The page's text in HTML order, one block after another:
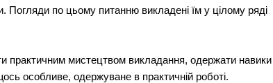
Погляди по цьому питанню викладені їм у цілому ряді
практичним мистецтвом викладання, одержати
особливе, одержуване в практичній роботі.